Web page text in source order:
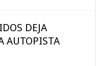
DEJA
AUTOPISTA